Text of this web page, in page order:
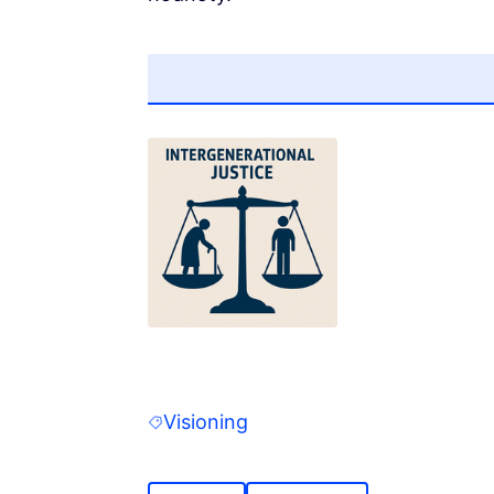
Filter results for: Visioning
Visioning